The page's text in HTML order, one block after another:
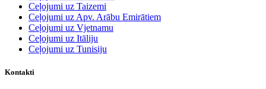
Ceļojumi uz Taizemi
Ceļojumi uz Apv. Arābu Emirātiem
Ceļojumi uz Vjetnamu
Ceļojumi uz Itāliju
Ceļojumi uz Tunisiju
Kontakti